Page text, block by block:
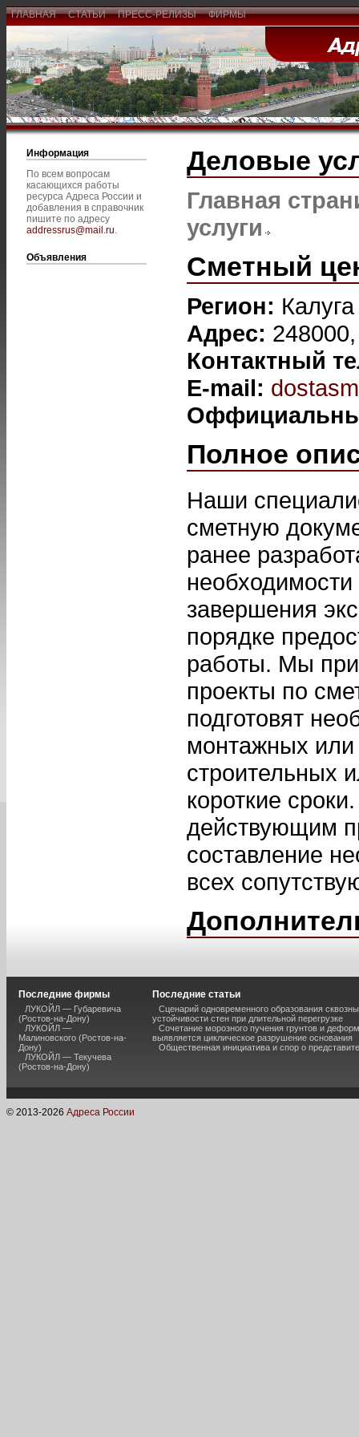
ГЛАВНАЯ СТАТЬИ ПРЕСС-РЕЛИЗЫ ФИРМЫ
Информация
По всем вопросам
касающихся работы
ресурса Адреса России и
добавления в справочник
пишите по адресу
addressrus@mail.ru.
Объявления
Деловые
Главная
услуги
Сметный
Регион: Калуга
Адрес:
Контактный
E-mail:
Полное
Наши
сметную
ранее
завершения
порядке
работы. Мы
проекты по
подготовят
монтажных или
строительных
короткие
действующим
составление
всех
Последние фирмы
ЛУКОЙЛ — Губаревича
(Ростов-на-Дону)
ЛУКОЙЛ —
Малиновского (Ростов-на-
Дону)
ЛУКОЙЛ — Текучева
(Ростов-на-Дону)
Последние статьи
Сценарий одновременного образования
устойчивости стен при длительной перегрузке
Сочетание морозного пучения грунтов и
выявляется циклическое разрушение основания
Общественная инициатива и спор о
© 2013-2026 Адреса России